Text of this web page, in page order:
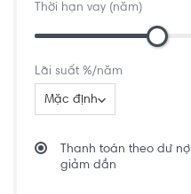
Thời hạn vay (năm)
Lãi suất %/năm
Mặc định
Thanh toán theo dư nợ
giảm dần